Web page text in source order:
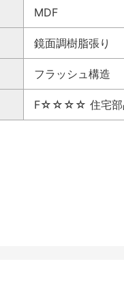
MDF
鏡面調樹脂張り
フラッシュ構造
F☆☆☆☆ 住宅部